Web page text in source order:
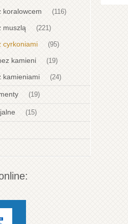
koralowcem (116)
muszlą (221)
cyrkoniami (95)
kamieni (19)
kamieniami (24)
(19)
(15)